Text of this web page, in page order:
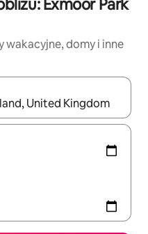
Exmoor Park
domy i inne
poruszać się po nich za